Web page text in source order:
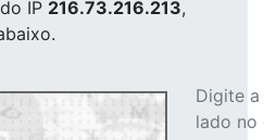
do IP 216.73.216.213,
Digite
lado no